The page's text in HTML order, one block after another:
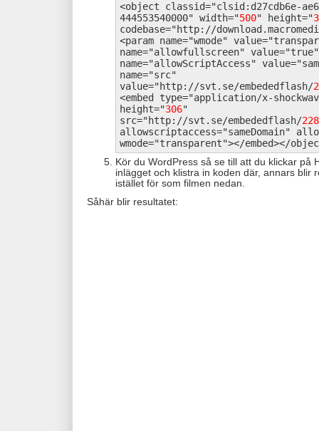
<object classid="clsid:d27cdb6e-
444553540000" width="500" height="
codebase="http://
<param name="wmode"
name="allowfullscreen" value="true"
name="allowScriptAccess"
name="src"
value="http://svt.se/embededflash/
<embed type="application/x-
height="306"
src="http://svt.se/embededflash/
allowscriptaccess="sameDomain"
wmode="transparent"></embed></
Kör du WordPress så se till att du klickar på
inlägget och klistra in koden där, annars blir
istället för som filmen nedan.
Såhär blir resultatet: